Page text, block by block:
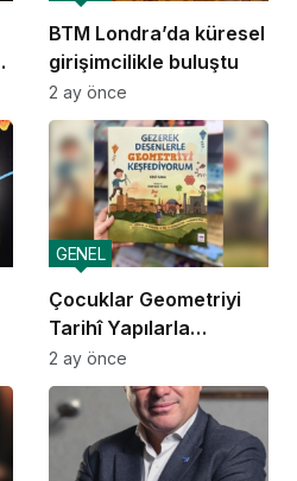
BTM Londra’da küresel
girişimcilikle buluştu
2 ay önce
Çocuklar Geometriyi
Tarihî Yapılarla
Öğreniyor
GENEL
2 ay önce